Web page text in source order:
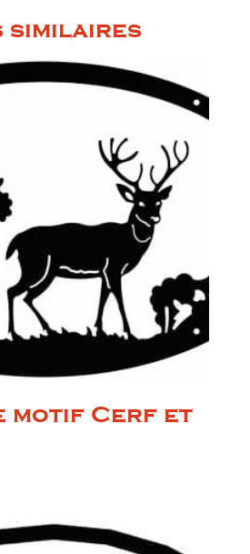
similaires
motif Cerf et